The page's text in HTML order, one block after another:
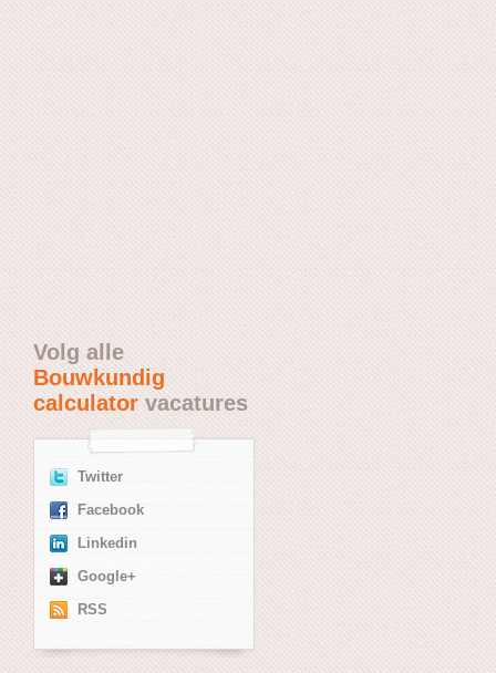
Volg alle
Bouwkundig
calculatorvacatures
Twitter
Facebook
Linkedin
Google+
RSS